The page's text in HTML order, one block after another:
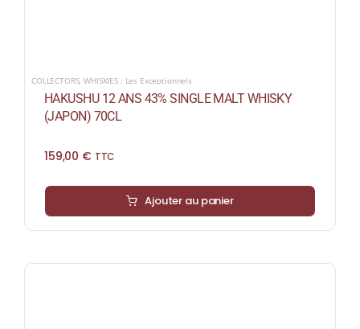
COLLECTORS,WHISKIES : Les Exceptionnels
HAKUSHU 12 ANS 43% SINGLE MALT WHISKY
(JAPON) 70CL
159,00 € TTC
Ajouter au panier